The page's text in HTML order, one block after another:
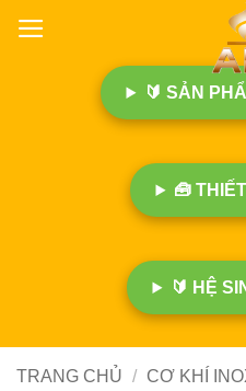
🔰 SẢN
🧰
🔰 HỆ
TRANG CHỦ / CƠ KHÍ